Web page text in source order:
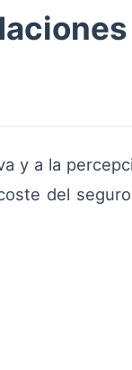
y a la
del